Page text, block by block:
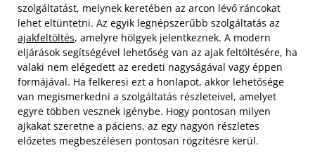
szolgáltatást, melynek keretében az arcon lévő ráncokat
lehet eltüntetni. Az egyik legnépszerűbb szolgáltatás az
ajakfeltöltés, amelyre hölgyek jelentkeznek. A modern
eljárások segítségével lehetőség van az ajak feltöltésére, ha
valaki nem elégedett az eredeti nagyságával vagy éppen
formájával. Ha felkeresi ezt a honlapot, akkor lehetősége
van megismerkedni a szolgáltatás részleteivel, amelyet
egyre többen vesznek igénybe. Hogy pontosan milyen
ajkakat szeretne a páciens, az egy nagyon részletes
előzetes megbeszélésen pontosan rögzítésre kerül.